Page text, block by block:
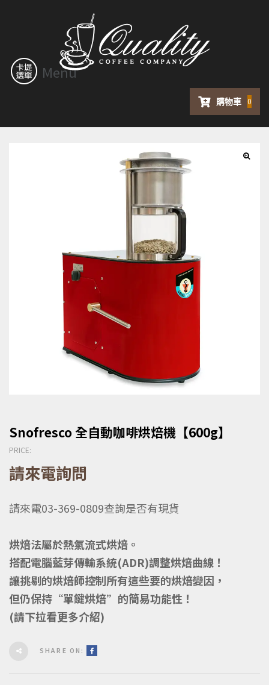
Menu
購物車 0
Snofresco 全自動咖啡烘焙機【600g】
PRICE:
請來電詢問
請來電03-369-0809查詢是否有現貨
烘焙法屬於熱氣流式烘焙。
搭配電腦藍芽傳輸系統(ADR)調整烘焙曲線！
讓挑剔的烘焙師控制所有這些要的烘焙變因，
但仍保持“單鍵烘焙”的簡易功能性！
(請下拉看更多介紹)
SHARE ON: